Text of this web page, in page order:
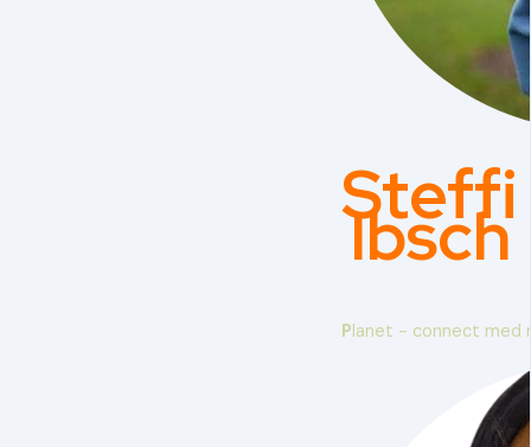
Steffi
Ibsch
P lanet - connect med